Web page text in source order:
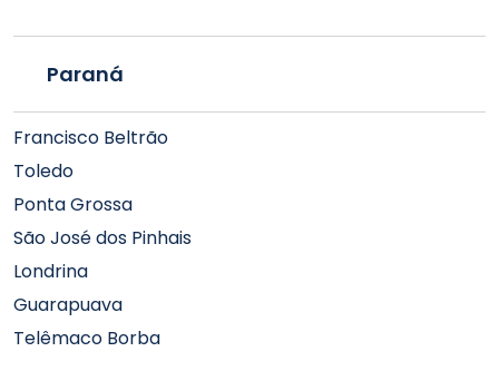
Paraná
Francisco Beltrão
Toledo
Ponta Grossa
São José dos Pinhais
Londrina
Guarapuava
Telêmaco Borba